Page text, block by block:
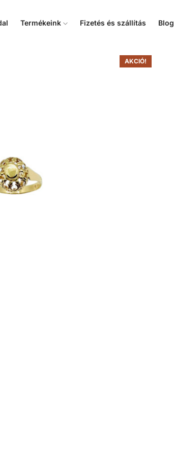
Termékeink Fizetés és szállítás Blog
AKCIÓ!